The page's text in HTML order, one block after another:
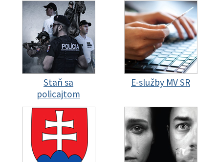
Staň sa
policajtom
E-služby MV SR